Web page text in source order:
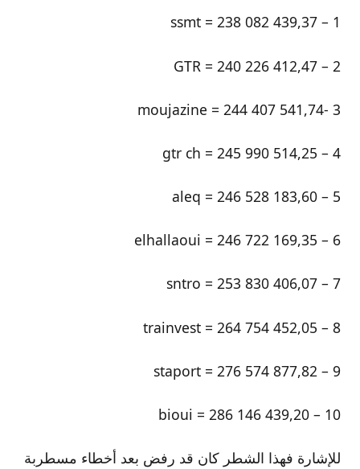
1 – ssmt = 238 082 439,37
2 – GTR = 240 226 412,47
3 -moujazine = 244 407 541,74
4 – gtr ch = 245 990 514,25
5 – aleq = 246 528 183,60
6 – elhallaoui = 246 722 169,35
7 – sntro = 253 830 406,07
8 – trainvest = 264 754 452,05
9 – staport = 276 574 877,82
10 – bioui = 286 146 439,20
للإشارة فهذا الشطر كان قد رفض بعد أخطاء مسطربة